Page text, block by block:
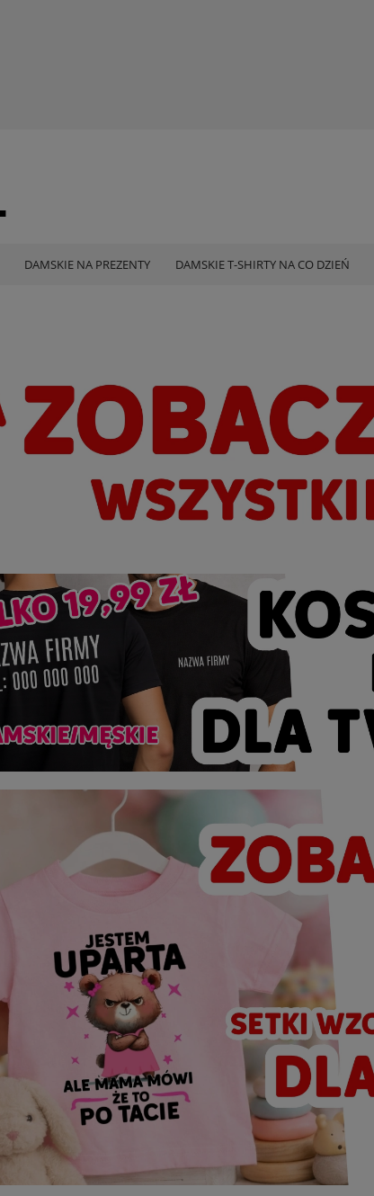
DAMSKIE NA PREZENTY DAMSKIE T-SHIRTY NA CO DZIEŃ